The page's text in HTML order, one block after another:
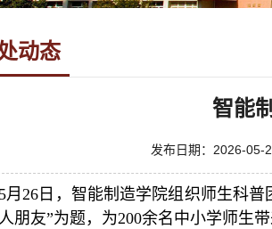
动态
智能
发布日期：2026-
5月26日，智能制造学院组织师生科
朋友”为题，为200余名中小学师生